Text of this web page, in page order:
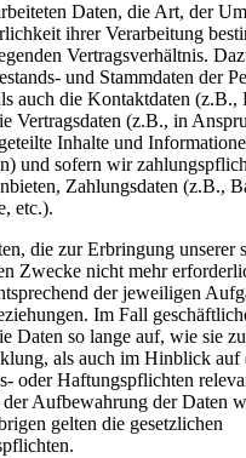
Daten, die Art, der
ihrer Verarbeitung
Vertragsverhältnis.
und Stammdaten der
auch die Kontaktdaten (z.B.,
Vertragsdaten (z.B., in
Inhalte und
und sofern wir
Zahlungsdaten (z.B.,
etc.).
die zur Erbringung unserer
Zwecke nicht mehr
der jeweiligen
Im Fall
Daten so lange auf, wie sie
als auch im Hinblick auf
oder Haftungspflichten
Aufbewahrung der Daten
gelten die gesetzlichen